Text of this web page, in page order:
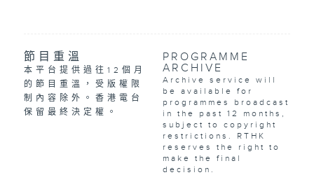
節目重溫
本平台提供過往12個月
的節目重溫，受版權限
制內容除外。香港電台
保留最終決定權。
PROGRAMME
ARCHIVE
Archive service will
be available for
programmes broadcast
in the past 12 months,
subject to copyright
restrictions. RTHK
reserves the right to
make the final
decision.